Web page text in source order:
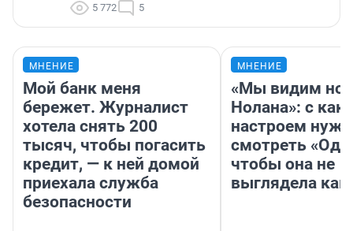
5 772 5
МНЕНИЕ
Мой банк меня
бережет. Журналист
хотела снять 200
тысяч, чтобы погасить
кредит, — к ней домой
приехала служба
безопасности
МНЕНИЕ
«Мы видим
Нолана»: с
настроем
смотреть
чтобы она не
выглядела как